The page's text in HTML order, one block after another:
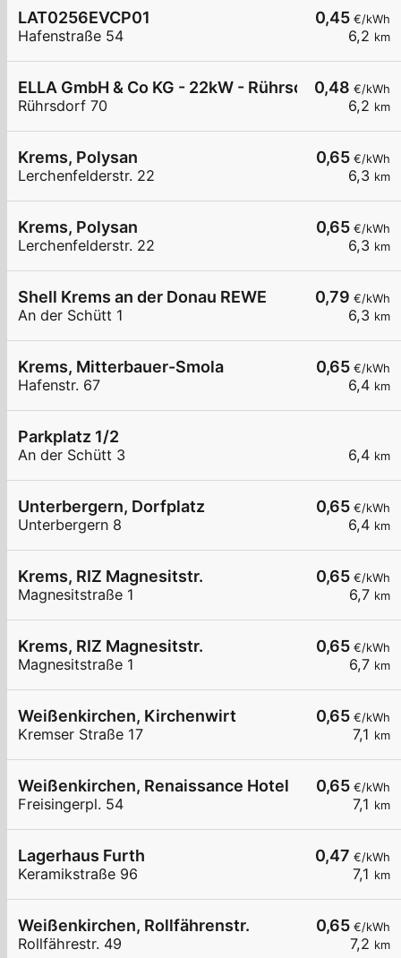
0,45 €/kWh
6,2 km
LAT0256EVCP01
Hafenstraße 54
0,48 €/kWh
6,2 km
ELLA GmbH & Co KG - 22kW - Rührsdorf -
Rührsdorf 70
0,65 €/kWh
6,3 km
Krems, Polysan
Lerchenfelderstr. 22
0,65 €/kWh
6,3 km
Krems, Polysan
Lerchenfelderstr. 22
0,79 €/kWh
6,3 km
Shell Krems an der Donau REWE
An der Schütt 1
0,65 €/kWh
6,4 km
Krems, Mitterbauer-Smola
Hafenstr. 67
6,4 km
Parkplatz 1/2
An der Schütt 3
0,65 €/kWh
6,4 km
Unterbergern, Dorfplatz
Unterbergern 8
0,65 €/kWh
6,7 km
Krems, RIZ Magnesitstr.
Magnesitstraße 1
0,65 €/kWh
6,7 km
Krems, RIZ Magnesitstr.
Magnesitstraße 1
0,65 €/kWh
7,1 km
Weißenkirchen, Kirchenwirt
Kremser Straße 17
0,65 €/kWh
7,1 km
Weißenkirchen, Renaissance Hotel
Freisingerpl. 54
0,47 €/kWh
7,1 km
Lagerhaus Furth
Keramikstraße 96
0,65 €/kWh
7,2 km
Weißenkirchen, Rollfährenstr.
Rollfährestr. 49